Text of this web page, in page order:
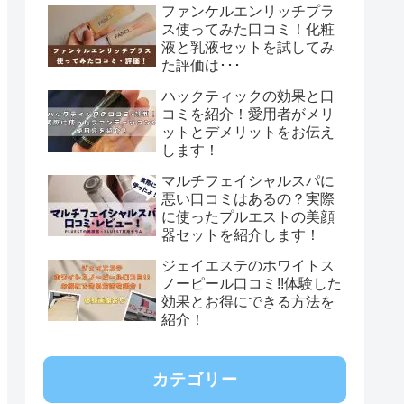
ファンケルエンリッチプラ
ス使ってみた口コミ！化粧
液と乳液セットを試してみ
た評価は･･･
ハックティックの効果と口
コミを紹介！愛用者がメリ
ットとデメリットをお伝え
します！
マルチフェイシャルスパに
悪い口コミはあるの？実際
に使ったプルエストの美顔
器セットを紹介します！
ジェイエステのホワイトス
ノーピール口コミ!!体験した
効果とお得にできる方法を
紹介！
カテゴリー